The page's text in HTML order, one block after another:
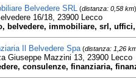
Belvedere SRL (distanza: 0,58 km)
16/18, 23900 Lecco
belvedere, immobiliare, srl, uffici,
Il Belvedere Spa(distanza: 1,26
Giuseppe Mazzini 13, 23900 Lecco
consulenze, finanziaria,